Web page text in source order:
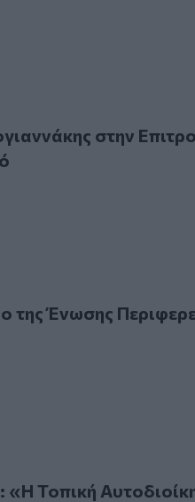
στην Επιτροπή
στην
Ένωσης Περιφερειών ο Στ.
της Ένωσης
Αυτοδιοίκηση
Τοπική